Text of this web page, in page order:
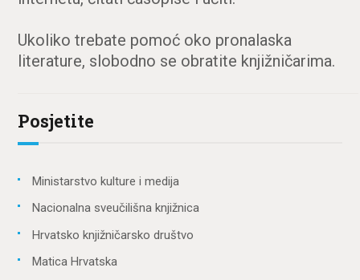
Ukoliko trebate pomoć oko pronalaska
literature, slobodno se obratite knjižničarima.
Posjetite
Ministarstvo kulture i medija
Nacionalna sveučilišna knjižnica
Hrvatsko knjižničarsko društvo
Matica Hrvatska